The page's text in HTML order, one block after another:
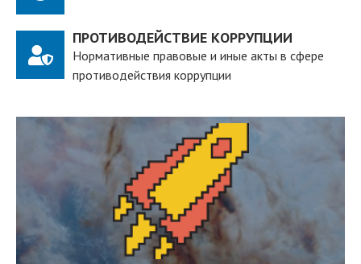
ПРОТИВОДЕЙСТВИЕ КОРРУПЦИИ
Нормативные правовые и иные акты в сфере
противодействия коррупции
студенческая олимпиада, рассчитанная на
действующих студентов вузов
ПЕРЕЙТИ